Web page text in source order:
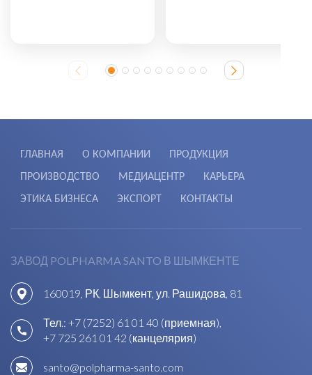
ГЛАВНАЯ О КОМПАНИИ
ПРОДУКЦИЯ
ПРОИЗВОДСТВО
МЕДИАЦЕНТР
КАРЬЕРА
ЭТИКА БИЗНЕСА
ЭКСПОРТ КОНТАКТЫ
ЗАВОД POLPHARMA SANTO В ШЫМКЕНТЕ
160019, РК, Шымкент, ул. Рашидова, 81
Тел.: +7 (7252) 61 01 40 (приемная),
+7 725 261 01 42 (канцелярия)
santo@polpharma-santo.com